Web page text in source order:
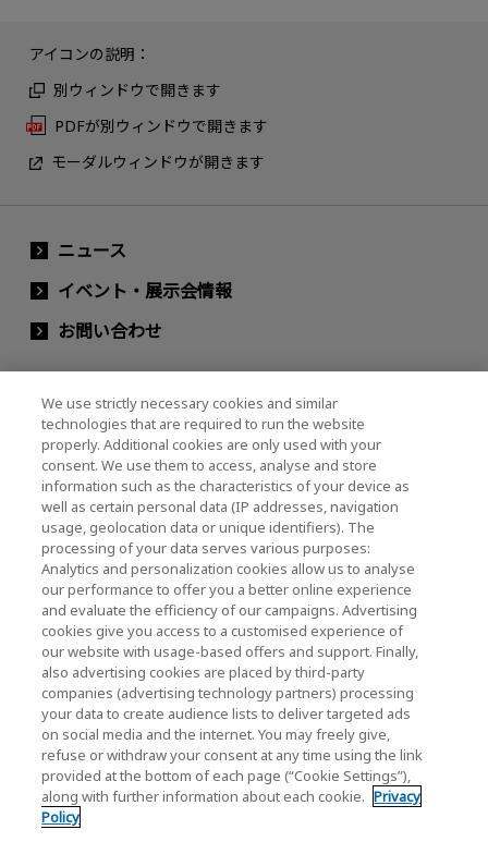
アイコンの説明：
別ウィンドウで開きます
PDFが別ウィンドウで開きます
モーダルウィンドウが開きます
ニュース
イベント・展示会情報
お問い合わせ
キオクシアホールディングス株式会社（グルー
プ・IR情報）
キオクシアホールディングス株式会社 ホーム
株主・投資家情報
ソーシャルメディア公式アカウント一覧
ソーシャルメディアポリシー
個人情報保護方針
We use strictly necessary cookies and similar
technologies that are required to run the website
properly. Additional cookies are only used with your
consent. We use them to access, analyse and store
information such as the characteristics of your device as
well as certain personal data (IP addresses, navigation
usage, geolocation data or unique identifiers). The
processing of your data serves various purposes:
Analytics and personalization cookies allow us to analyse
our performance to offer you a better online experience
and evaluate the efficiency of our campaigns. Advertising
cookies give you access to a customised experience of
our website with usage-based offers and support. Finally,
also advertising cookies are placed by third-party
companies (advertising technology partners) processing
your data to create audience lists to deliver targeted ads
on social media and the internet. You may freely give,
refuse or withdraw your consent at any time using the link
provided at the bottom of each page (“Cookie Settings”),
along with further information about each cookie. Privacy
Policy